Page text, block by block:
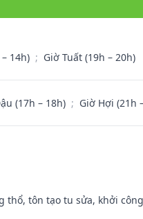
14h) ; Giờ Tuất (19h – 20h)
(17h – 18h) ; Giờ Hợi (21h
tôn tạo tu sửa, khởi